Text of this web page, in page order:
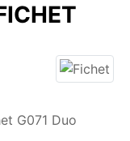
G071 Duo